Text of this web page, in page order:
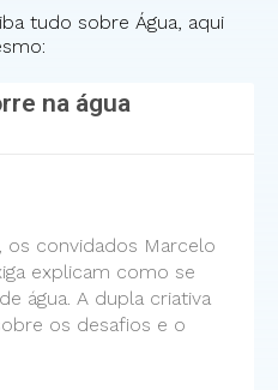
tudo sobre Água, aqui
na água
convidados Marcelo
explicam como se
água. A dupla criativa
os desafios e o